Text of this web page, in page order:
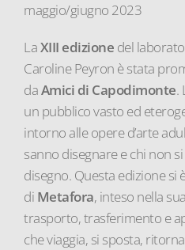
maggio/giugno 2023
LaXIII edizione del
Caroline Peyron è stata
daAmici di Capodimonte.
un pubblico vasto ed
intorno alle opere d’arte
sanno disegnare e chi non
disegno. Questa edizione si
di Metafora, inteso nella
trasporto, trasferimento e
che viaggia, si sposta,